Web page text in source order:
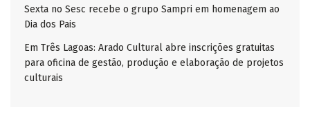
Sexta no Sesc recebe o grupo Sampri em homenagem ao
Dia dos Pais
Em Três Lagoas: Arado Cultural abre inscrições gratuitas
para oficina de gestão, produção e elaboração de projetos
culturais